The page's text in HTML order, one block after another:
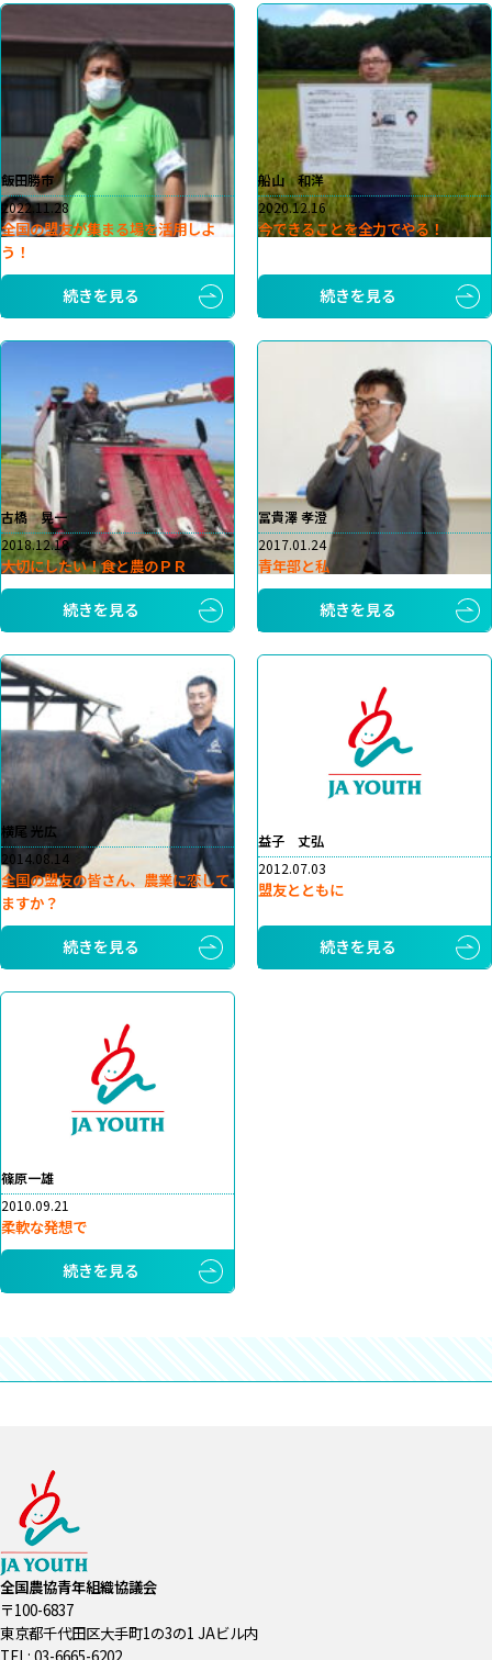
飯田勝市
2022.11.28
全国の盟友が集まる場を活用しよ
う！
続きを見る
船山 和洋
2020.12.16
今できることを全力でやる！
続きを見る
古橋 晃一
2018.12.18
大切にしたい！食と農のＰＲ
続きを見る
冨貴澤 孝澄
2017.01.24
青年部と私
続きを見る
横尾 光広
2014.08.14
全国の盟友の皆さん、農業に恋して
ますか？
続きを見る
益子 丈弘
2012.07.03
盟友とともに
続きを見る
篠原一雄
2010.09.21
柔軟な発想で
続きを見る
全国農協青年組織協議会
〒100-6837
東京都千代田区大手町1の3の1 JAビル内
TEL: 03-6665-6202